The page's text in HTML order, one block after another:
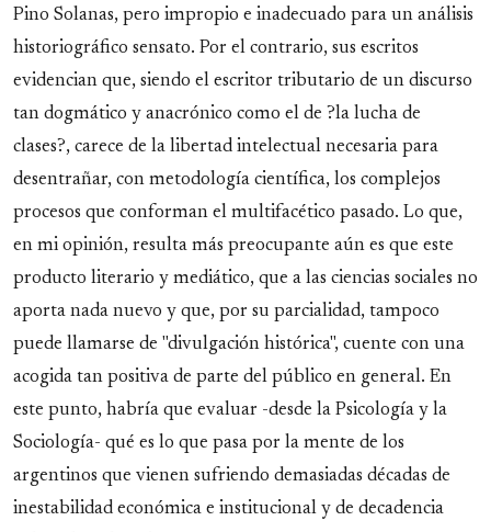
Pino Solanas, pero impropio e inadecuado para un análisis
historiográfico sensato. Por el contrario, sus escritos
evidencian que, siendo el escritor tributario de un discurso
tan dogmático y anacrónico como el de ?la lucha de
clases?, carece de la libertad intelectual necesaria para
desentrañar, con metodología científica, los complejos
procesos que conforman el multifacético pasado. Lo que,
en mi opinión, resulta más preocupante aún es que este
producto literario y mediático, que a las ciencias sociales no
aporta nada nuevo y que, por su parcialidad, tampoco
puede llamarse de "divulgación histórica", cuente con una
acogida tan positiva de parte del público en general. En
este punto, habría que evaluar -desde la Psicología y la
Sociología- qué es lo que pasa por la mente de los
argentinos que vienen sufriendo demasiadas décadas de
inestabilidad económica e institucional y de decadencia